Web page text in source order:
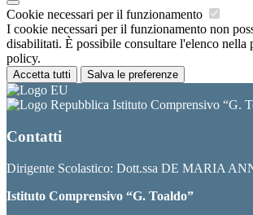
Cookie necessari per il funzionamento
I cookie necessari per il funzionamento non
disabilitati. È possibile consultare l'elenco nella
policy.
Accetta tutti Salva le preferenze
Istituto Comprensivo “G.
Contatti
Dirigente Scolastico: Dott.ssa DE MARIA
Istituto Comprensivo “G. Toaldo”